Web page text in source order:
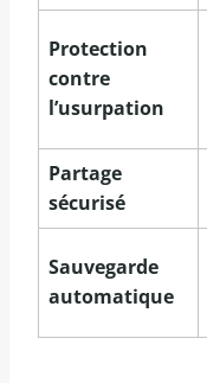
Protection
contre
l’usurpation
Partage
sécurisé
Sauvegarde
automatique